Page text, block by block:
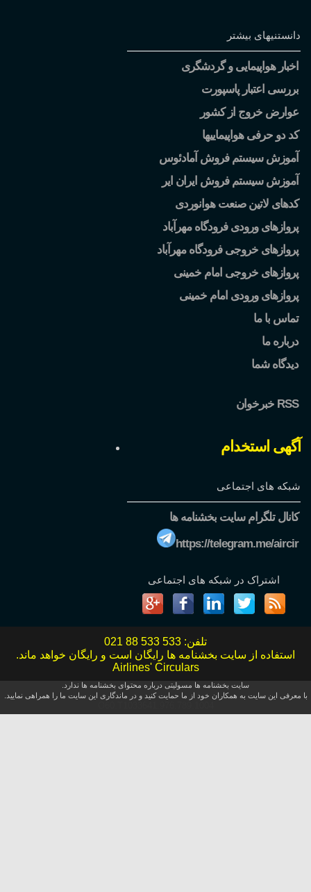
دانستنیهای بیشتر
اخبار هواپیمایی و گردشگری
بررسی اعتبار پاسپورت
عوارض خروج از کشور
کد دو حرفی هواپیماییها
آموزش سیستم فروش آمادئوس
آموزش سیستم فروش ایران ایر
کدهای لاتین صنعت هوانوردی
پروازهای ورودی فرودگاه مهرآباد
پروازهای خروجی فرودگاه مهرآباد
پروازهای خروجی امام خمینی
پروازهای ورودی امام خمینی
تماس با ما
درباره ما
دیدگاه شما
خبرخوان RSS
آگهی استخدام
شبکه های اجتماعی
کانال تلگرام سایت بخشنامه ها
https://telegram.me/aircir
اشتراک در شبکه های اجتماعی
تلفن: 021 88 533 533
استفاده از سایت بخشنامه ها رایگان است و رایگان خواهد ماند.
Airlines' Circulars
سایت بخشنامه ها مسولیتی درباره محتوای بخشنامه ها ندارد.
با معرفی این سایت به همکاران خود از ما حمایت کنید و در ماندگاری این سایت ما را همراهی نمایید.